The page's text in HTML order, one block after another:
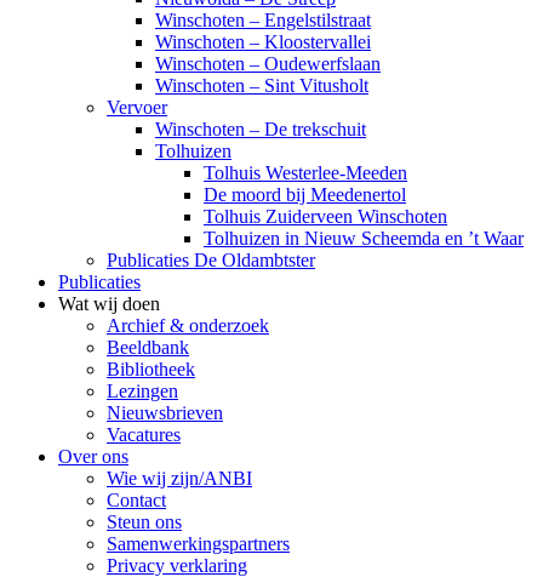
Winschoten – Engelstilstraat
Winschoten – Kloostervallei
Winschoten – Oudewerfslaan
Winschoten – Sint Vitusholt
Vervoer
Winschoten – De trekschuit
Tolhuizen
Tolhuis Westerlee-Meeden
De moord bij Meedenertol
Tolhuis Zuiderveen Winschoten
Tolhuizen in Nieuw Scheemda en ’t Waar
Publicaties De Oldambtster
Publicaties
Wat wij doen
Archief & onderzoek
Beeldbank
Bibliotheek
Lezingen
Nieuwsbrieven
Vacatures
Over ons
Wie wij zijn/ANBI
Contact
Steun ons
Samenwerkingspartners
Privacy verklaring